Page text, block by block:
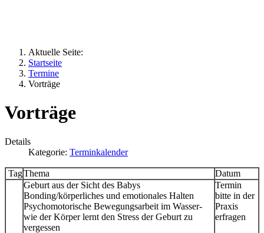
Aktuelle Seite:
Startseite
Termine
Vorträge
Vorträge
Details
Kategorie: Terminkalender
TagThema
Datum
Geburt aus der Sicht des Babys
Bonding/körperliches und emotionales Halten
Psychomotorische Bewegungsarbeit im Wasser-
wie der Körper lernt den Stress der Geburt zu
vergessen
Termin
bitte in der
Praxis
erfragen